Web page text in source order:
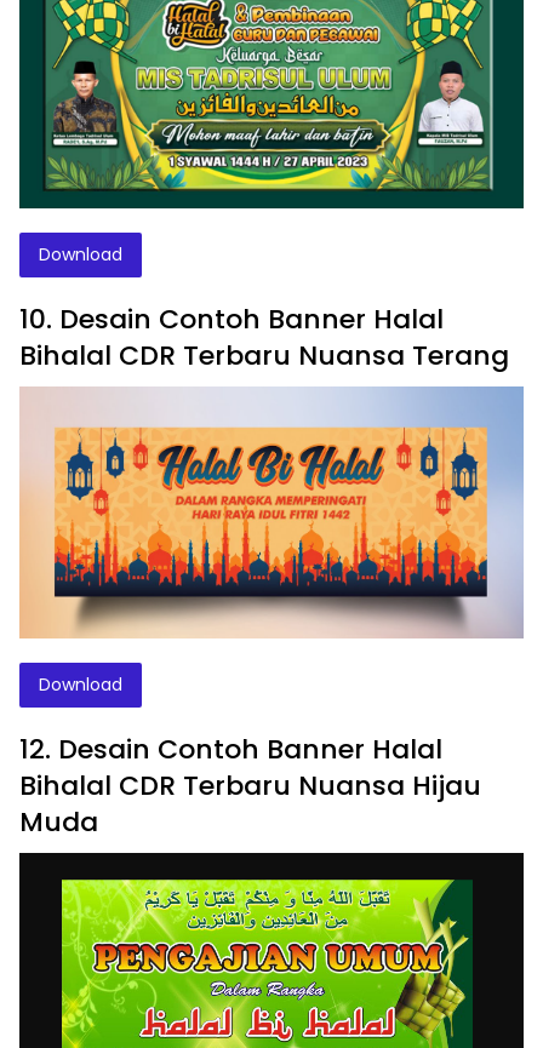
Download
10. Desain Contoh Banner Halal
Bihalal CDR Terbaru Nuansa Terang
Download
12. Desain Contoh Banner Halal
Bihalal CDR Terbaru Nuansa Hijau
Muda